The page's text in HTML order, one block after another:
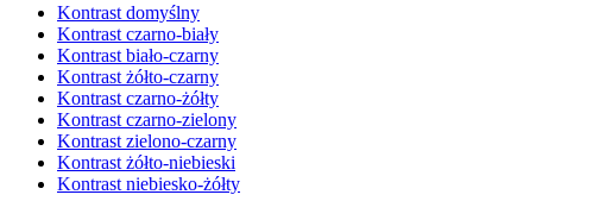
Kontrast domyślny
Kontrast czarno-biały
Kontrast biało-czarny
Kontrast żółto-czarny
Kontrast czarno-żółty
Kontrast czarno-zielony
Kontrast zielono-czarny
Kontrast żółto-niebieski
Kontrast niebiesko-żółty